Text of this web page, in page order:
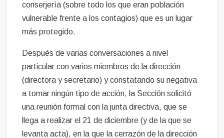
conserjería (sobre todo los que eran población
vulnerable frente a los contagios) que es un lugar
más protegido.
Después de varias conversaciones a nivel
particular con varios miembros de la dirección
(directora y secretario) y constatando su negativa
a tomar ningún tipo de acción, la Sección solicitó
una reunión formal con la junta directiva, que se
llega a realizar el 21 de diciembre (y de la que se
levanta acta), en la que la cerrazón de la dirección